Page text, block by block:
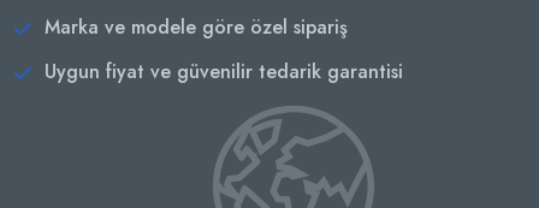
Marka ve modele göre özel sipariş
Uygun fiyat ve güvenilir tedarik garantisi